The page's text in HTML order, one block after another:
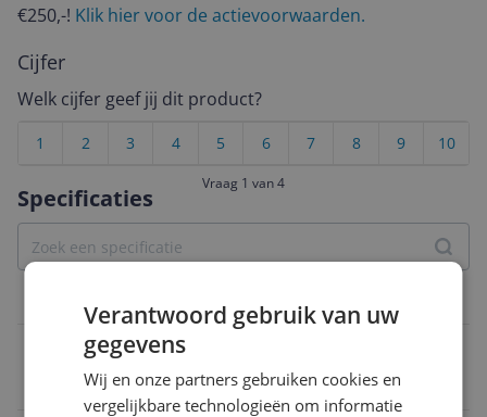
Specificaties
Overige kenmerken
Verpakkingsinhoud
Reparatieset voor olieaftap schroefdraad M14 x 1
€250,-! Klik hier voor de actievoorwaarden.
Cijfer
Welk cijfer geef jij dit product?
10
9
8
7
6
5
4
3
2
1
Vraag 1 van 4
Verantwoord gebruik van uw
gegevens
Wij en onze partners gebruiken cookies en
vergelijkbare technologieën om informatie